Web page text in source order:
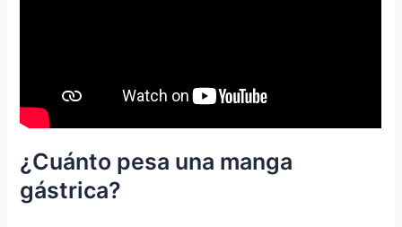
¿Cuánto pesa una manga
gástrica?